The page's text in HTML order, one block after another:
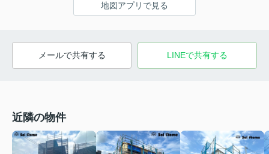
地図アプリで見る
メールで共有する LINEで共有する
近隣の物件